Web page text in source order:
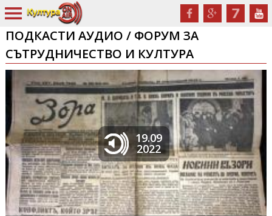
ПОДКАСТИ АУДИО / ФОРУМ ЗА
СЪТРУДНИЧЕСТВО И КУЛТУРА
19.09
2022